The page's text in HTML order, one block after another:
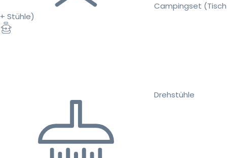
Campingset (Tisch
+ Stühle)
Drehstühle